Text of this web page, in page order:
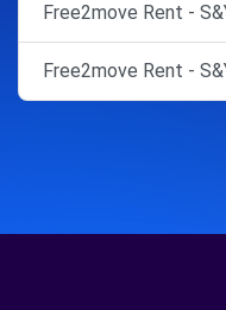
Free2move Rent -
Free2move Rent -